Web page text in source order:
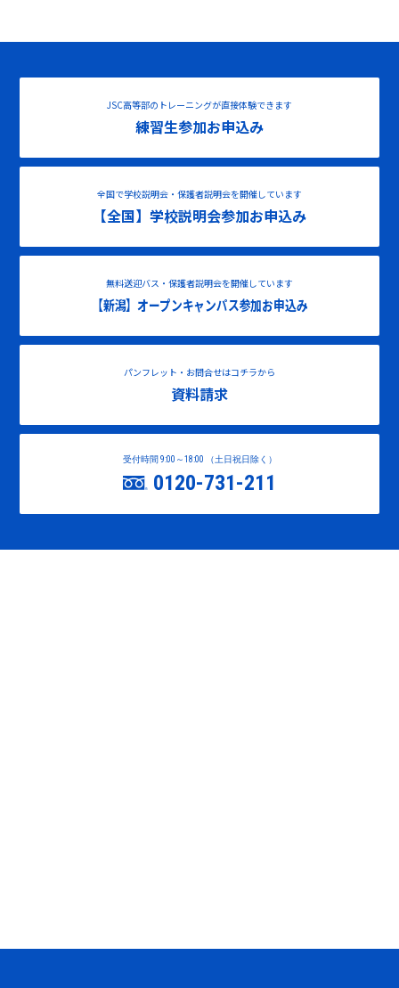
JSC高等部のトレーニングが直接体験できます
練習生参加お申込み
全国で学校説明会・保護者説明会を開催しています
【全国】学校説明会参加お申込み
無料送迎バス・保護者説明会を開催しています
【新潟】オープンキャンパス参加お申込み
パンフレット・お問合せはコチラから
資料請求
受付時間 9:00～18:00 （土日祝日除く）
0120-731-211